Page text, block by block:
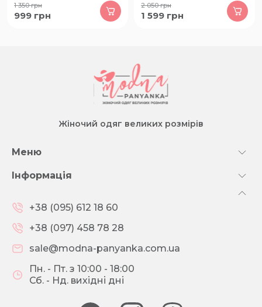
1 350грн
999 грн
2 050грн
1 599 грн
Жіночий одяг великих розмірів
Меню
Інформація
+38 (095) 612 18 60
+38 (097) 458 78 28
sale@modna-panyanka.com.ua
Пн. - Пт. з 10:00 - 18:00
Сб. - Нд. вихідні дні